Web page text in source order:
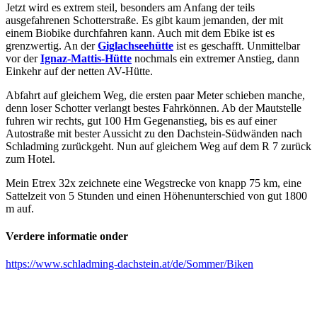
Jetzt wird es extrem steil, besonders am Anfang der teils
ausgefahrenen Schotterstraße. Es gibt kaum jemanden, der mit
einem Biobike durchfahren kann. Auch mit dem Ebike ist es
grenzwertig. An derGiglachseehütte ist es geschafft. Unmittelbar
vor derIgnaz-Mattis-Hütte nochmals ein extremer Anstieg, dann
Einkehr auf der netten AV-Hütte.
Abfahrt auf gleichem Weg, die ersten paar Meter schieben manche,
denn loser Schotter verlangt bestes Fahrkönnen. Ab der Mautstelle
fuhren wir rechts, gut 100 Hm Gegenanstieg, bis es auf einer
Autostraße mit bester Aussicht zu den Dachstein-Südwänden nach
Schladming zurückgeht. Nun auf gleichem Weg auf dem R 7 zurück
zum Hotel.
Mein Etrex 32x zeichnete eine Wegstrecke von knapp 75 km, eine
Sattelzeit von 5 Stunden und einen Höhenunterschied von gut 1800
m auf.
Verdere informatie onder
https://www.schladming-dachstein.at/de/Sommer/Biken